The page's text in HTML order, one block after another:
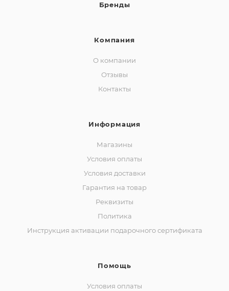
Бренды
Компания
О компании
Отзывы
Контакты
Информация
Магазины
Условия оплаты
Условия доставки
Гарантия на товар
Реквизиты
Политика
Инструкция активации подарочного сертификата
Помощь
Условия оплаты